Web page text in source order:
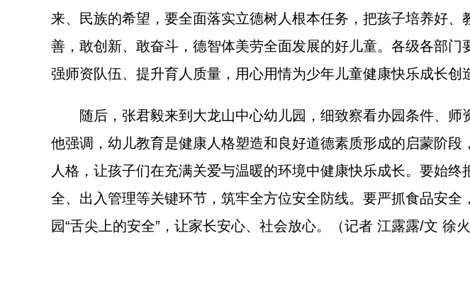
来、民族的希望，要全面落实立德树人根本任务，把孩子培养好
善，敢创新、敢奋斗，德智体美劳全面发展的好儿童。各级各部
强师资队伍、提升育人质量，用心用情为少年儿童健康快乐成长创
随后，张君毅来到大龙山中心幼儿园，细致察看办园条件、师
他强调，幼儿教育是健康人格塑造和良好道德素质形成的启蒙阶
人格，让孩子们在充满关爱与温暖的环境中健康快乐成长。要始
全、出入管理等关键环节，筑牢全方位安全防线。要严抓食品安
园“舌尖上的安全”，让家长安心、社会放心。（记者 江露露/文 徐火